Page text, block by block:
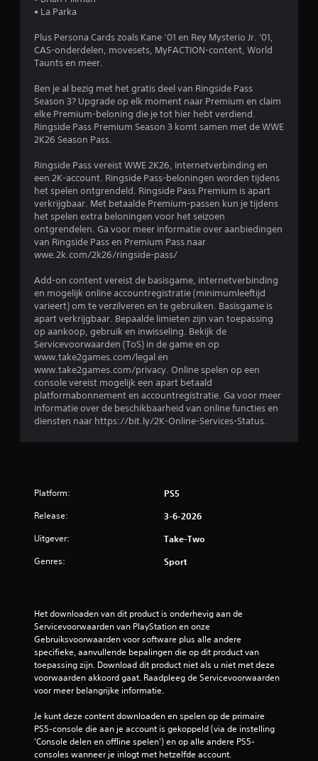
.
0
/
5
s
t
e
r
e
n
i
t
2
e
l
i
n
• La Parka
Plus Persona Cards zoals Kane ‘01 en Rey Mysterio Jr. '01,
CAS-onderdelen, movesets, MyFACTION-content, World
Taunts en meer.
Ben je al bezig met het gratis deel van Ringside Pass
Season 3? Upgrade op elk moment naar Premium en claim
elke Premium-beloning die je tot hier hebt verdiend.
Ringside Pass Premium Season 3 komt samen met de WWE
2K26 Season Pass.
Ringside Pass vereist WWE 2K26, internetverbinding en
een 2K-account. Ringside Pass-beloningen worden tijdens
het spelen ontgrendeld. Ringside Pass Premium is apart
verkrijgbaar. Met betaalde Premium-passen kun je tijdens
het spelen extra beloningen voor het seizoen
ontgrendelen. Ga voor meer informatie over aanbiedingen
van Ringside Pass en Premium Pass naar
wwe.2k.com/2k26/ringside-pass/
Add-on content vereist de basisgame, internetverbinding
en mogelijk online accountregistratie (minimumleeftijd
varieert) om te verzilveren en te gebruiken. Basisgame is
apart verkrijgbaar. Bepaalde limieten zijn van toepassing
op aankoop, gebruik en inwisseling. Bekijk de
Servicevoorwaarden (ToS) in de game en op
www.take2games.com/legal en
www.take2games.com/privacy. Online spelen op een
console vereist mogelijk een apart betaald
platformabonnement en accountregistratie. Ga voor meer
informatie over de beschikbaarheid van online functies en
diensten naar https://bit.ly/2K-Online-Services-Status.
Platform: PS5
Release: 3-6-2026
Uitgever: Take-Two
Genres: Sport
Het downloaden van dit product is onderhevig aan de
Servicevoorwaarden van PlayStation en onze
Gebruiksvoorwaarden voor software plus alle andere
specifieke, aanvullende bepalingen die op dit product van
toepassing zijn. Download dit product niet als u niet met deze
voorwaarden akkoord gaat. Raadpleeg de Servicevoorwaarden
voor meer belangrijke informatie.
Je kunt deze content downloaden en spelen op de primaire
PS5-console die aan je account is gekoppeld (via de instelling
'Console delen en offline spelen') en op alle andere PS5-
consoles wanneer je inlogt met hetzelfde account.